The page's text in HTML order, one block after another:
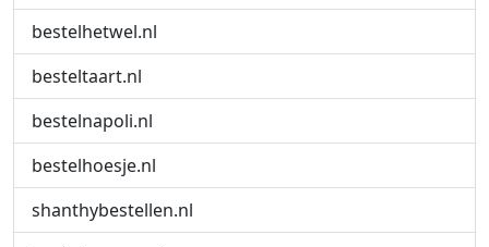
bestelhetwel.nl
besteltaart.nl
bestelnapoli.nl
bestelhoesje.nl
shanthybestellen.nl